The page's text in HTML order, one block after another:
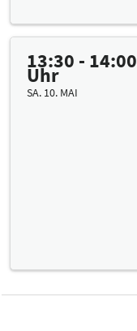
13:30 - 14:00
Uhr
SA. 10. MAI